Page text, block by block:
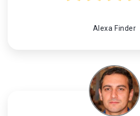
Alexa Finder